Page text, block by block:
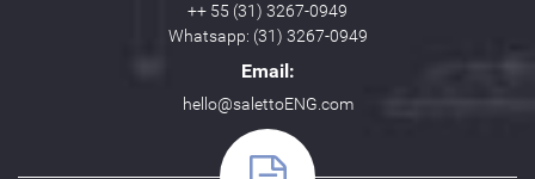
++ 55 (31) 3267-0949
Whatsapp: (31) 3267-0949
Email:
hello@salettoENG.com